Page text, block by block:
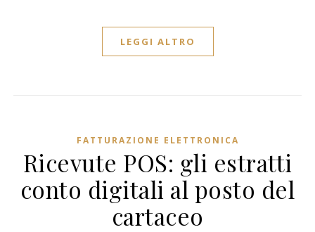
LEGGI ALTRO
FATTURAZIONE ELETTRONICA
Ricevute POS: gli estratti
conto digitali al posto del
cartaceo